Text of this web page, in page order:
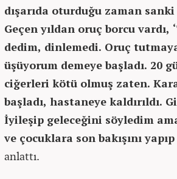
dışarıda oturduğu zaman
Geçen yıldan oruç borcu
dedim, dinlemedi. Oruç
üşüyorum demeye başladı. 20
ciğerleri kötü olmuş zaten.
başladı, hastaneye kaldırıldı.
İyileşip geleceğini söyledim
ve çocuklara son bakışını
anlattı.